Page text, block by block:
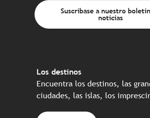
Suscríbase a nuestro
noticias
Los destinos
Encuentra los destinos, las
ciudades, las islas, los